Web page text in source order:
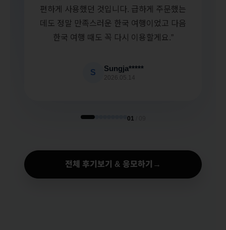
편하게 사용했던 것입니다. 급하게 주문했는
데도 정말 만족스러운 한국 여행이었고 다음
한국 여행 때도 꼭 다시 이용할게요.”
S Sungja*****
2026.05.14
01
전체 후기보기 & 응모하기 →